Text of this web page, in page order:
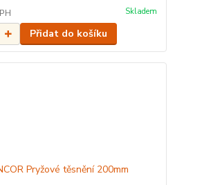
Skladem
Přidat do košíku